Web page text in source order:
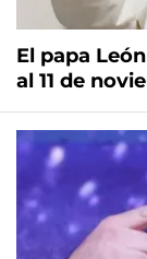
El papa
al 11 de